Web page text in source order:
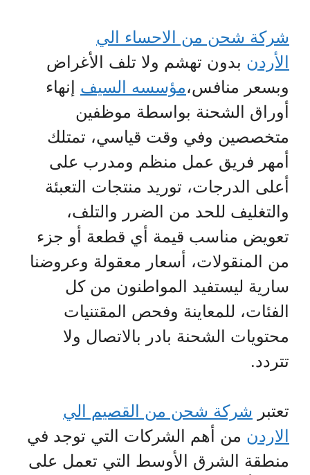
شركة شحن من الاحساء الي
الأردن بدون تهشم ولا تلف الأغراض
وبسعر منافس،مؤسسه السيف إنهاء
أوراق الشحنة بواسطة موظفين
متخصصين وفي وقت قياسي، تمتلك
أمهر فريق عمل منظم ومدرب على
أعلى الدرجات، توريد منتجات التعبئة
والتغليف للحد من الضرر والتلف،
تعويض مناسب قيمة أي قطعة أو جزء
من المنقولات، أسعار معقولة وعروضنا
سارية ليستفيد المواطنون من كل
الفئات، للمعاينة وفحص المقتنيات
محتويات الشحنة بادر بالاتصال ولا
تتردد.
تعتبر شركة شحن من القصيم الي
الاردن من أهم الشركات التي توجد في
منطقة الشرق الأوسط التي تعمل على